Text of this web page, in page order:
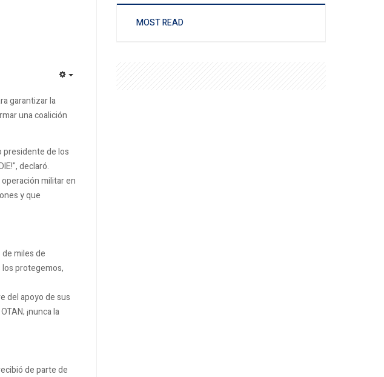
garantizar la
una coalición
presidente de los
declaró.
militar en
y que
miles de
protegemos,
del apoyo de sus
¡nunca la
de parte de
MOST READ